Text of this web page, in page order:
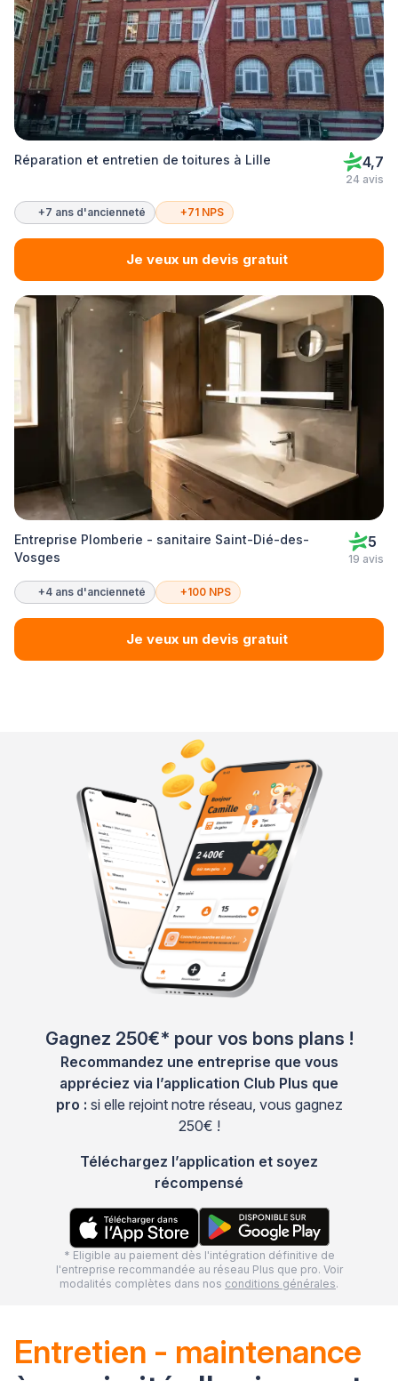
Réparation et entretien de toitures à Lille 4,7
24 avis
+7 ans d'ancienneté +71 NPS
Je veux un devis gratuit
Entreprise Plomberie - sanitaire Saint-Dié-des-
Vosges
5
19 avis
+4 ans d'ancienneté +100 NPS
Je veux un devis gratuit
Gagnez 250€* pour vos bons plans !
Recommandez une entreprise que vous
appréciez via l’application Club Plus que
pro : si elle rejoint notre réseau, vous gagnez
250€ !
Téléchargez l’application et soyez
récompensé
* Eligible au paiement dès l'intégration définitive de
l'entreprise recommandée au réseau Plus que pro. Voir
modalités complètes dans nos conditions générales.
Entretien - maintenance